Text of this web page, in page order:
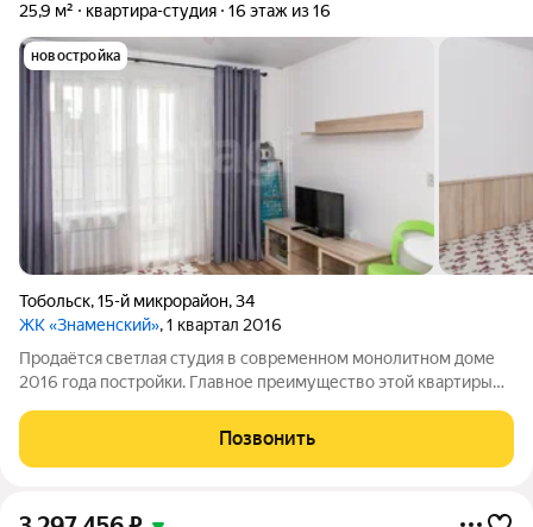
25,9 м² квартира-студия 16 этаж из 16
новостройка
Тобольск,15-й микрорайон,34
ЖК «Знаменский», 1 квартал 2016
Продаётся светлая студия в современном монолитном доме
2016 года постройки. Главное преимущество этой квартиры
выполнен аккуратный косметический ремонт: совмещённый
Позвонить